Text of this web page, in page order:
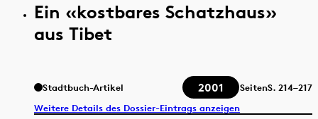
Ein «kostbares Schatzhaus»
aus Tibet
Stadtbuch-Artikel 2001 SeitenS. 214–217
Weitere Details des Dossier-Eintrags anzeigen